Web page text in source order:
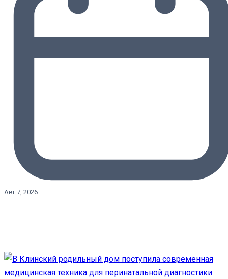
Авг 7, 2026